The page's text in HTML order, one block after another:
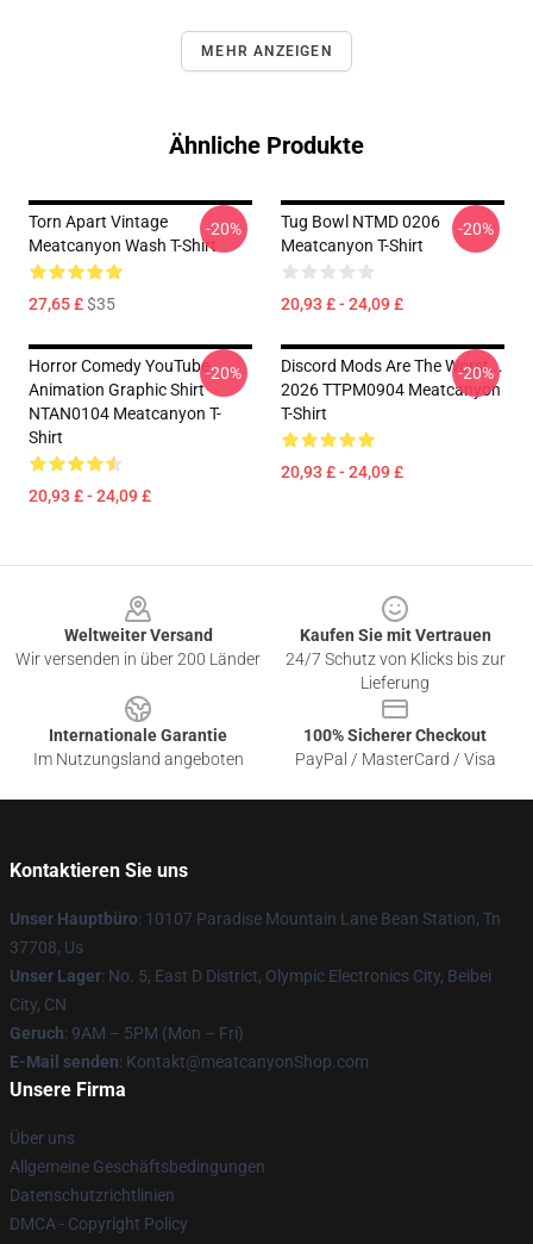
MEHR ANZEIGEN
Ähnliche Produkte
Torn Apart Vintage
Meatcanyon Wash T-Shirt
27,65 £$35
-20%
Tug Bowl NTMD 0206
Meatcanyon T-Shirt
20,93 £ - 24,09 £
-20%
Horror Comedy YouTube
Animation Graphic Shirt
NTAN0104 Meatcanyon T-
Shirt
20,93 £ - 24,09 £
-20%
Discord Mods Are The Worst...
2026 TTPM0904 Meatcanyon
T-Shirt
20,93 £ - 24,09 £
-20%
Weltweiter Versand
Wir versenden in über 200 Länder
Kaufen Sie mit Vertrauen
24/7 Schutz von Klicks bis zur
Lieferung
Internationale Garantie
Im Nutzungsland angeboten
100% Sicherer Checkout
PayPal / MasterCard / Visa
Kontaktieren Sie uns
Unser Hauptbüro: 10107 Paradise Mountain Lane Bean Station, Tn
37708, Us
Unser Lager: No. 5, East D District, Olympic Electronics City, Beibei
City, CN
Geruch: 9AM – 5PM (Mon – Fri)
E-Mail senden: Kontakt@meatcanyonShop.com
Unsere Firma
Über uns
Allgemeine Geschäftsbedingungen
Datenschutzrichtlinien
DMCA - Copyright Policy